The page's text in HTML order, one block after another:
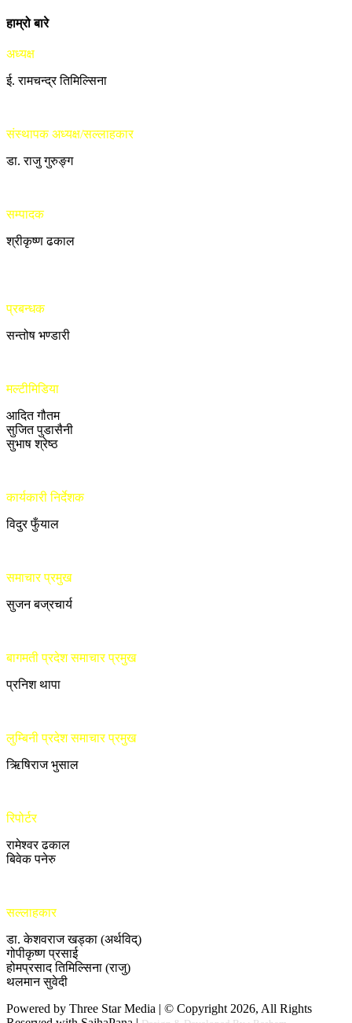
हाम्रो बारे
अध्यक्ष
ई. रामचन्द्र तिमिल्सिना
संस्थापक अध्यक्ष/सल्लाहकार
डा. राजु गुरुङ्ग
सम्पादक
श्रीकृष्ण ढकाल
प्रबन्धक
सन्तोष भण्डारी
मल्टीमिडिया
आदित गौतम
सुजित पुडासैनी
सुभाष श्रेष्ठ
कार्यकारी निर्देशक
विदुर फुँयाल
समाचार प्रमुख
सुजन बज्रचार्य
बागमती प्रदेश समाचार प्रमुख
प्रनिश थापा
लुम्बिनी प्रदेश समाचार प्रमुख
ऋिषिराज भुसाल
रिपोर्टर
रामेश्वर ढकाल
बिवेक पनेरु
सल्लाहकार
डा. केशवराज खड्का (अर्थविद्)
गोपीकृष्ण प्रसाई
होमप्रसाद तिमिल्सिना (राजु)
थलमान सुवेदी
Powered by Three Star Media | © Copyright 2026, All Rights